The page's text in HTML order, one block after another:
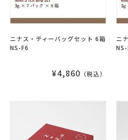
ニナス・ティーバッグセット 6箱
NS-F6
¥4,860 （税込）
ニ